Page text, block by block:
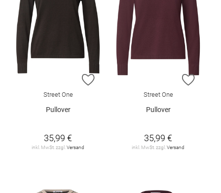
ZUR WUNSCHLISTE HINZUFÜGEN
Street One
Pullover
35,99 €
inkl. MwSt. zzgl. Versand
ZUR
Street One
Pullover
35,99 €
inkl. MwSt. zzgl. Versand